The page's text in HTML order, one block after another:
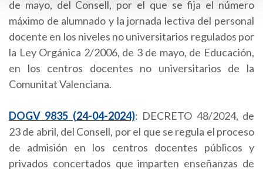
de mayo, del Consell, por el que se fija el número
máximo de alumnado y la jornada lectiva del personal
docente en los niveles no universitarios regulados por
la Ley Orgánica 2/2006, de 3 de mayo, de Educación,
en los centros docentes no universitarios de la
Comunitat Valenciana.
DOGV 9835 (24-04-2024): DECRETO 48/2024, de
23 de abril, del Consell, por el que se regula el proceso
de admisión en los centros docentes públicos y
privados concertados que imparten enseñanzas de